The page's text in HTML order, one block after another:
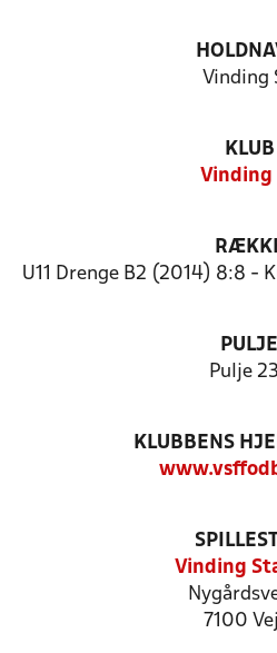
Vinding
KLUB
Vinding
U11 Drenge B2 (2014) 8:8 -
PULJE
Pulje
KLUBBENS
Vinding
7100